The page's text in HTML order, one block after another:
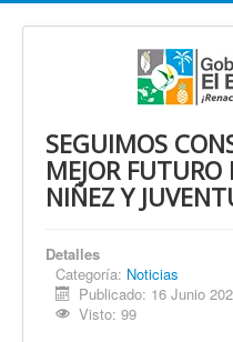
SEGUIMOS
MEJOR
NIÑEZ Y
Detalles
Categoría: Noticias
Publicado: 16 Junio
Visto: 99